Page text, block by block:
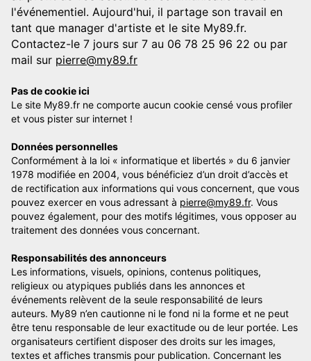
l'événementiel. Aujourd'hui, il partage son travail en
tant que manager d'artiste et le site My89.fr.
Contactez-le 7 jours sur 7 au 06 78 25 96 22 ou par
mail sur pierre@my89.fr
Pas de cookie ici
Le site My89.fr ne comporte aucun cookie censé vous profiler
et vous pister sur internet !
Données personnelles
Conformément à la loi « informatique et libertés » du 6 janvier
1978 modifiée en 2004, vous bénéficiez d’un droit d’accès et
de rectification aux informations qui vous concernent, que vous
pouvez exercer en vous adressant à pierre@my89.fr. Vous
pouvez également, pour des motifs légitimes, vous opposer au
traitement des données vous concernant.
Responsabilités des annonceurs
Les informations, visuels, opinions, contenus politiques,
religieux ou atypiques publiés dans les annonces et
événements relèvent de la seule responsabilité de leurs
auteurs. My89 n’en cautionne ni le fond ni la forme et ne peut
être tenu responsable de leur exactitude ou de leur portée. Les
organisateurs certifient disposer des droits sur les images,
textes et affiches transmis pour publication. Concernant les